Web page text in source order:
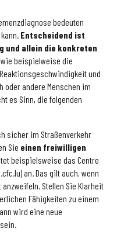
bedeuten
Entscheidend ist
und allein die konkreten
wie beispielweise die
und
oder andere Menschen im
es Sinn, die folgenden
sicher im Straßenverkehr
Sie einen freiwilligen
beispielsweise das Centre
an. Das gilt auch, wenn
Stellen Sie Klarheit
Fähigkeiten zu einem
wird eine neue